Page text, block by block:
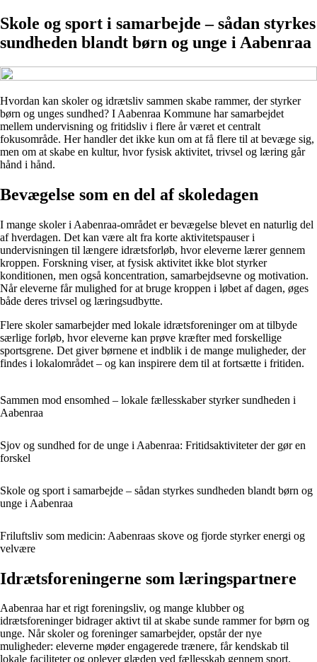
Skole og sport i samarbejde – sådan styrkes
sundheden blandt børn og unge i Aabenraa
Hvordan kan skoler og idrætsliv sammen skabe rammer, der styrker
børn og unges sundhed? I Aabenraa Kommune har samarbejdet
mellem undervisning og fritidsliv i flere år været et centralt
fokusområde. Her handler det ikke kun om at få flere til at bevæge sig,
men om at skabe en kultur, hvor fysisk aktivitet, trivsel og læring går
hånd i hånd.
Bevægelse som en del af skoledagen
I mange skoler i Aabenraa-området er bevægelse blevet en naturlig del
af hverdagen. Det kan være alt fra korte aktivitetspauser i
undervisningen til længere idrætsforløb, hvor eleverne lærer gennem
kroppen. Forskning viser, at fysisk aktivitet ikke blot styrker
konditionen, men også koncentration, samarbejdsevne og motivation.
Når eleverne får mulighed for at bruge kroppen i løbet af dagen, øges
både deres trivsel og læringsudbytte.
Flere skoler samarbejder med lokale idrætsforeninger om at tilbyde
særlige forløb, hvor eleverne kan prøve kræfter med forskellige
sportsgrene. Det giver børnene et indblik i de mange muligheder, der
findes i lokalområdet – og kan inspirere dem til at fortsætte i fritiden.
Sammen mod ensomhed – lokale fællesskaber styrker sundheden i
Aabenraa
Sjov og sundhed for de unge i Aabenraa: Fritidsaktiviteter der gør en
forskel
Skole og sport i samarbejde – sådan styrkes sundheden blandt børn og
unge i Aabenraa
Friluftsliv som medicin: Aabenraas skove og fjorde styrker energi og
velvære
Idrætsforeningerne som læringspartnere
Aabenraa har et rigt foreningsliv, og mange klubber og
idrætsforeninger bidrager aktivt til at skabe sunde rammer for børn og
unge. Når skoler og foreninger samarbejder, opstår der nye
muligheder: eleverne møder engagerede trænere, får kendskab til
lokale faciliteter og oplever glæden ved fællesskab gennem sport.